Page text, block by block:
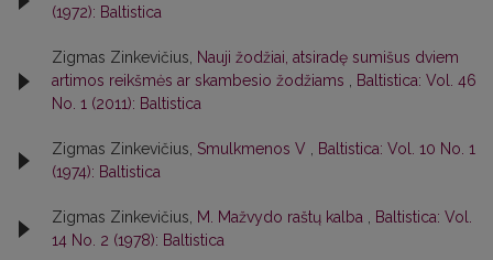
(1972): Baltistica
Zigmas Zinkevičius, Nauji žodžiai, atsiradę sumišus dviem
artimos reikšmės ar skambesio žodžiams , Baltistica: Vol. 46
No. 1 (2011): Baltistica
Zigmas Zinkevičius, Smulkmenos V , Baltistica: Vol. 10 No. 1
(1974): Baltistica
Zigmas Zinkevičius, M. Mažvydo raštų kalba , Baltistica: Vol.
14 No. 2 (1978): Baltistica